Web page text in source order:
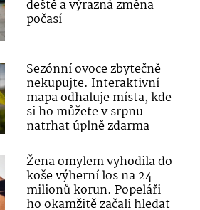
deště a výrazná změna
počasí
Sezónní ovoce zbytečně
nekupujte. Interaktivní
mapa odhaluje místa, kde
si ho můžete v srpnu
natrhat úplně zdarma
Žena omylem vyhodila do
koše výherní los na 24
milionů korun. Popeláři
ho okamžitě začali hledat